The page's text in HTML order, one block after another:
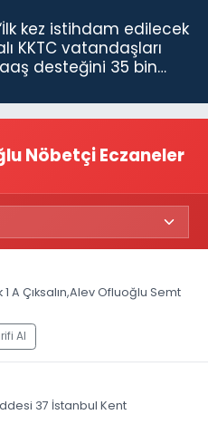
kez istihdam edilecek
KKTC vatandaşları
desteğini 35 bin
Nöbetçi Eczaneler
A Çıksalın,Alev Ofluoğlu Semt
Al
37 İstanbul Kent